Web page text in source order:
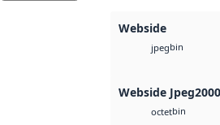
Webside
jpegbin
Webside Jpeg2000
octetbin